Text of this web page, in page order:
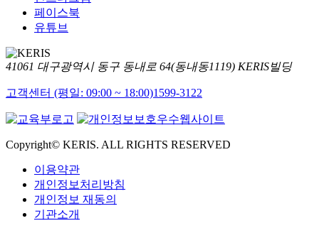
페이스북
유튜브
41061 대구광역시 동구 동내로 64(동내동1119) KERIS빌딩
고객센터 (평일: 09:00 ~ 18:00)1599-3122
Copyright© KERIS. ALL RIGHTS RESERVED
이용약관
개인정보처리방침
개인정보 재동의
기관소개